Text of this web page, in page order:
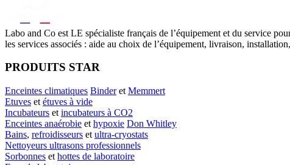
Labo and Co est LE spécialiste français de l’équipement et du service
les services associés : aide au choix de l’équipement, livraison,
PRODUITS STAR
Enceintes climatiques Binderet Memmert
Etuves et étuves à vide
Incubateurs et incubateurs à CO2
Enceintes anaérobie et hypoxie Don Whitley
Bains, refroidisseurs et ultra-cryostats
Nettoyeurs ultrasons professionnels
Sorbonnes et hottes de laboratoire